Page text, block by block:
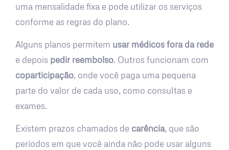
uma mensalidade fixa e pode utilizar os serviços
conforme as regras do plano.
Alguns planos permitem usar médicos fora da rede
e depois pedir reembolso. Outros funcionam com
coparticipação, onde você paga uma pequena
parte do valor de cada uso, como consultas e
exames.
Existem prazos chamados de carência, que são
períodos em que você ainda não pode usar alguns